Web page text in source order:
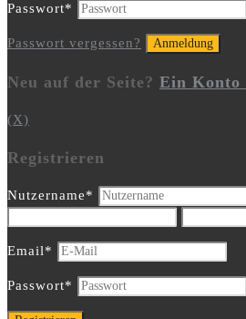
Passwort*
Passwort vergessen?
Neu auf der Seite? Ein Konto
(X)
Registrieren
Nutzername*
Email*
Passwort*